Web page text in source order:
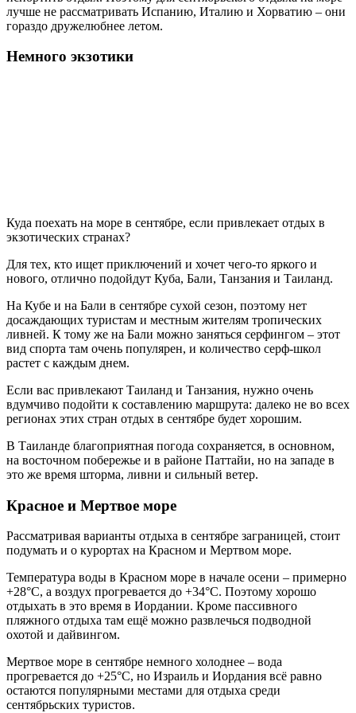
лучше не рассматривать Испанию, Италию и Хорватию – они
гораздо дружелюбнее летом.
Немного экзотики
Куда поехать на море в сентябре, если привлекает отдых в
экзотических странах?
Для тех, кто ищет приключений и хочет чего-то яркого и
нового, отлично подойдут Куба, Бали, Танзания и Таиланд.
На Кубе и на Бали в сентябре сухой сезон, поэтому нет
досаждающих туристам и местным жителям тропических
ливней. К тому же на Бали можно заняться серфингом – этот
вид спорта там очень популярен, и количество серф-школ
растет с каждым днем.
Если вас привлекают Таиланд и Танзания, нужно очень
вдумчиво подойти к составлению маршрута: далеко не во всех
регионах этих стран отдых в сентябре будет хорошим.
В Таиланде благоприятная погода сохраняется, в основном,
на восточном побережье и в районе Паттайи, но на западе в
это же время шторма, ливни и сильный ветер.
Красное и Мертвое море
Рассматривая варианты отдыха в сентябре заграницей, стоит
подумать и о курортах на Красном и Мертвом море.
Температура воды в Красном море в начале осени – примерно
+28°C, а воздух прогревается до +34°C. Поэтому хорошо
отдыхать в это время в Иордании. Кроме пассивного
пляжного отдыха там ещё можно развлечься подводной
охотой и дайвингом.
Мертвое море в сентябре немного холоднее – вода
прогревается до +25°C, но Израиль и Иордания всё равно
остаются популярными местами для отдыха среди
сентябрьских туристов.